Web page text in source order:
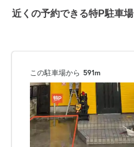
8月15日 (土)
8月17日 (月)
近くの予約できる特P駐車場
この駐車場から 591m